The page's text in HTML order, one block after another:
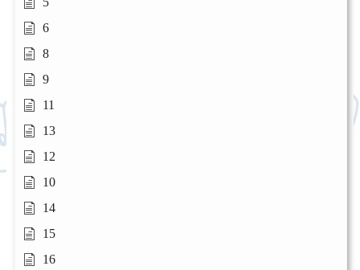
6
8
9
11
13
12
10
14
15
16